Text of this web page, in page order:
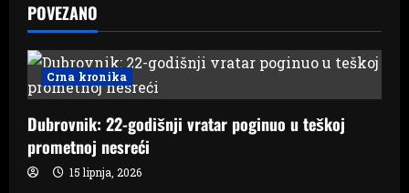
i
g
a
t
i
POVEZANO
Crna kronika
Dubrovnik: 22-godišnji vratar poginuo u teškoj
prometnoj nesreći
15 lipnja, 2026